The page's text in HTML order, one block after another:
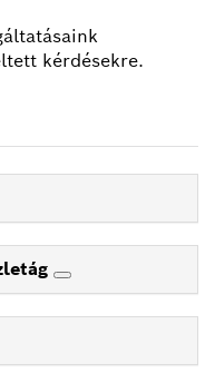
kérdésekre.